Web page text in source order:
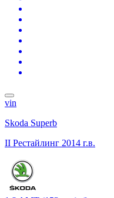
vin
Skoda Superb
II Рестайлинг 2014 г.в.